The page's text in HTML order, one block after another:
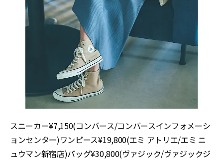
スニーカー¥7,150(コンバース/コンバースインフォメーシ
ョンセンター)ワンピース¥19,800(エミ アトリエ/エミ ニ
ュウマン新宿店)バッグ¥30,800(ヴァジック/ヴァジックジ